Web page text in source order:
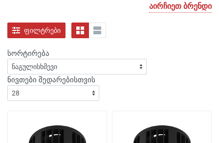
აირჩიეთ ბრენდი
ფილტრები
სორტირება
ნივთები შედარებისთვის